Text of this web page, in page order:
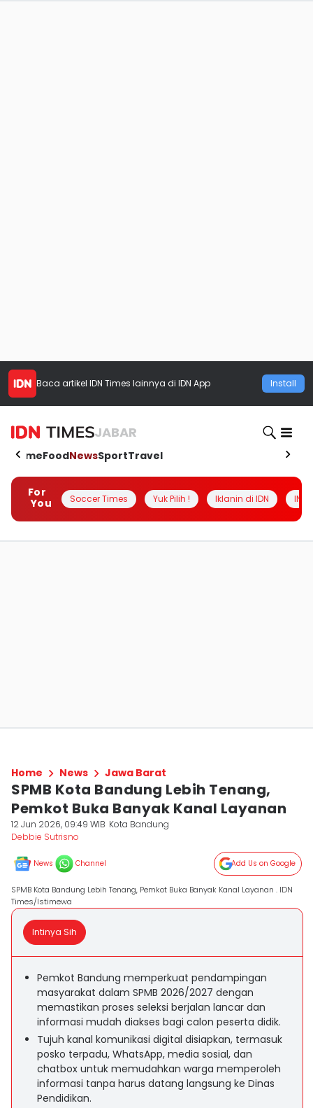
Baca artikel IDN Times lainnya di IDN App Install
JABAR
HomeFoodNewsSportTravel
For
You
Soccer Times Yuk Pilih ! Iklanin di IDN
Home News Jawa Barat
SPMB Kota Bandung Lebih Tenang,
Pemkot Buka Banyak Kanal Layanan
12 Jun 2026, 09:49 WIB Kota Bandung
Debbie Sutrisno
News Channel Add Us on Google
SPMB Kota Bandung Lebih Tenang, Pemkot Buka Banyak Kanal Layanan . IDN
Times/Istimewa
Intinya Sih
Pemkot Bandung memperkuat pendampingan
masyarakat dalam SPMB 2026/2027 dengan
memastikan proses seleksi berjalan lancar dan
informasi mudah diakses bagi calon peserta didik.
Tujuh kanal komunikasi digital disiapkan, termasuk
posko terpadu, WhatsApp, media sosial, dan
chatbox untuk memudahkan warga memperoleh
informasi tanpa harus datang langsung ke Dinas
Pendidikan.